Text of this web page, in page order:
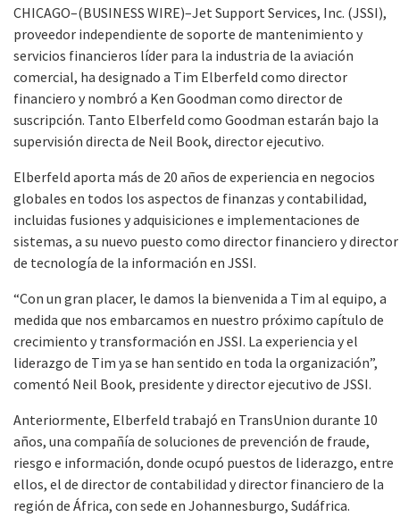
CHICAGO–(BUSINESS WIRE)–Jet Support Services, Inc. (JSSI),
proveedor independiente de soporte de mantenimiento y
servicios financieros líder para la industria de la aviación
comercial, ha designado a Tim Elberfeld como director
financiero y nombró a Ken Goodman como director de
suscripción. Tanto Elberfeld como Goodman estarán bajo la
supervisión directa de Neil Book, director ejecutivo.
Elberfeld aporta más de 20 años de experiencia en negocios
globales en todos los aspectos de finanzas y contabilidad,
incluidas fusiones y adquisiciones e implementaciones de
sistemas, a su nuevo puesto como director financiero y director
de tecnología de la información en JSSI.
“Con un gran placer, le damos la bienvenida a Tim al equipo, a
medida que nos embarcamos en nuestro próximo capítulo de
crecimiento y transformación en JSSI. La experiencia y el
liderazgo de Tim ya se han sentido en toda la organización”,
comentó Neil Book, presidente y director ejecutivo de JSSI.
Anteriormente, Elberfeld trabajó en TransUnion durante 10
años, una compañía de soluciones de prevención de fraude,
riesgo e información, donde ocupó puestos de liderazgo, entre
ellos, el de director de contabilidad y director financiero de la
región de África, con sede en Johannesburgo, Sudáfrica.